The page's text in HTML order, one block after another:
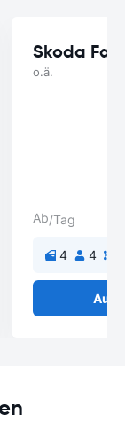
Skoda
o.ä.
Ab/Tag
4 4